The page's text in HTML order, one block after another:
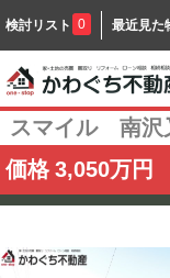
検討リスト 0 最近見た
スマイル 南
価格 3,050万円